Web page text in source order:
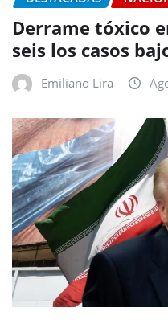
Derrame tóxico
seis los casos
Emiliano Lira